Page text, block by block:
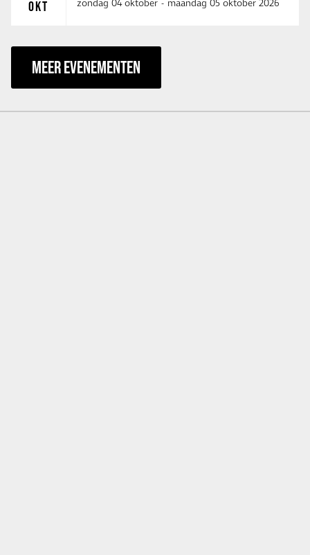
OKT zondag 04 oktober - maandag 05 oktober 2026
MEER EVENEMENTEN